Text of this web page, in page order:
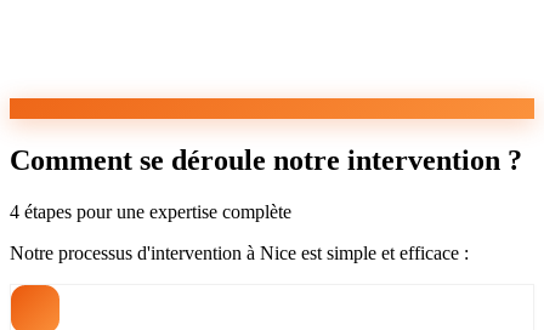
Comment se déroule notre intervention ?
4 étapes pour une expertise complète
Notre processus d'intervention à Nice est simple et efficace :